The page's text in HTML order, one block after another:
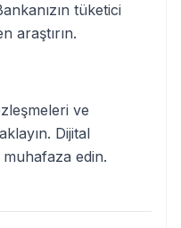
tüketici
araştırın.
ve
Dijital
edin.